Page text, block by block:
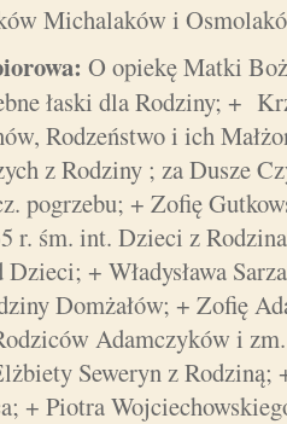
Michalaków i
O opiekę Matki
łaski dla Rodziny; +
Rodzeństwo i ich
z Rodziny ; za Dusze
pogrzebu; + Zofię
r. śm. int. Dzieci z
+ Władysława
Domżałów; + Zofię
Adamczyków i
Seweryn z Rodziną;
+ Piotra